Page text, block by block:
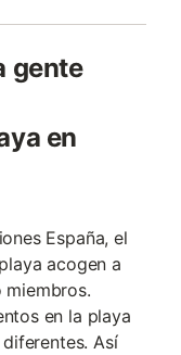
gente
en
España, el
acogen a
en la playa
Así